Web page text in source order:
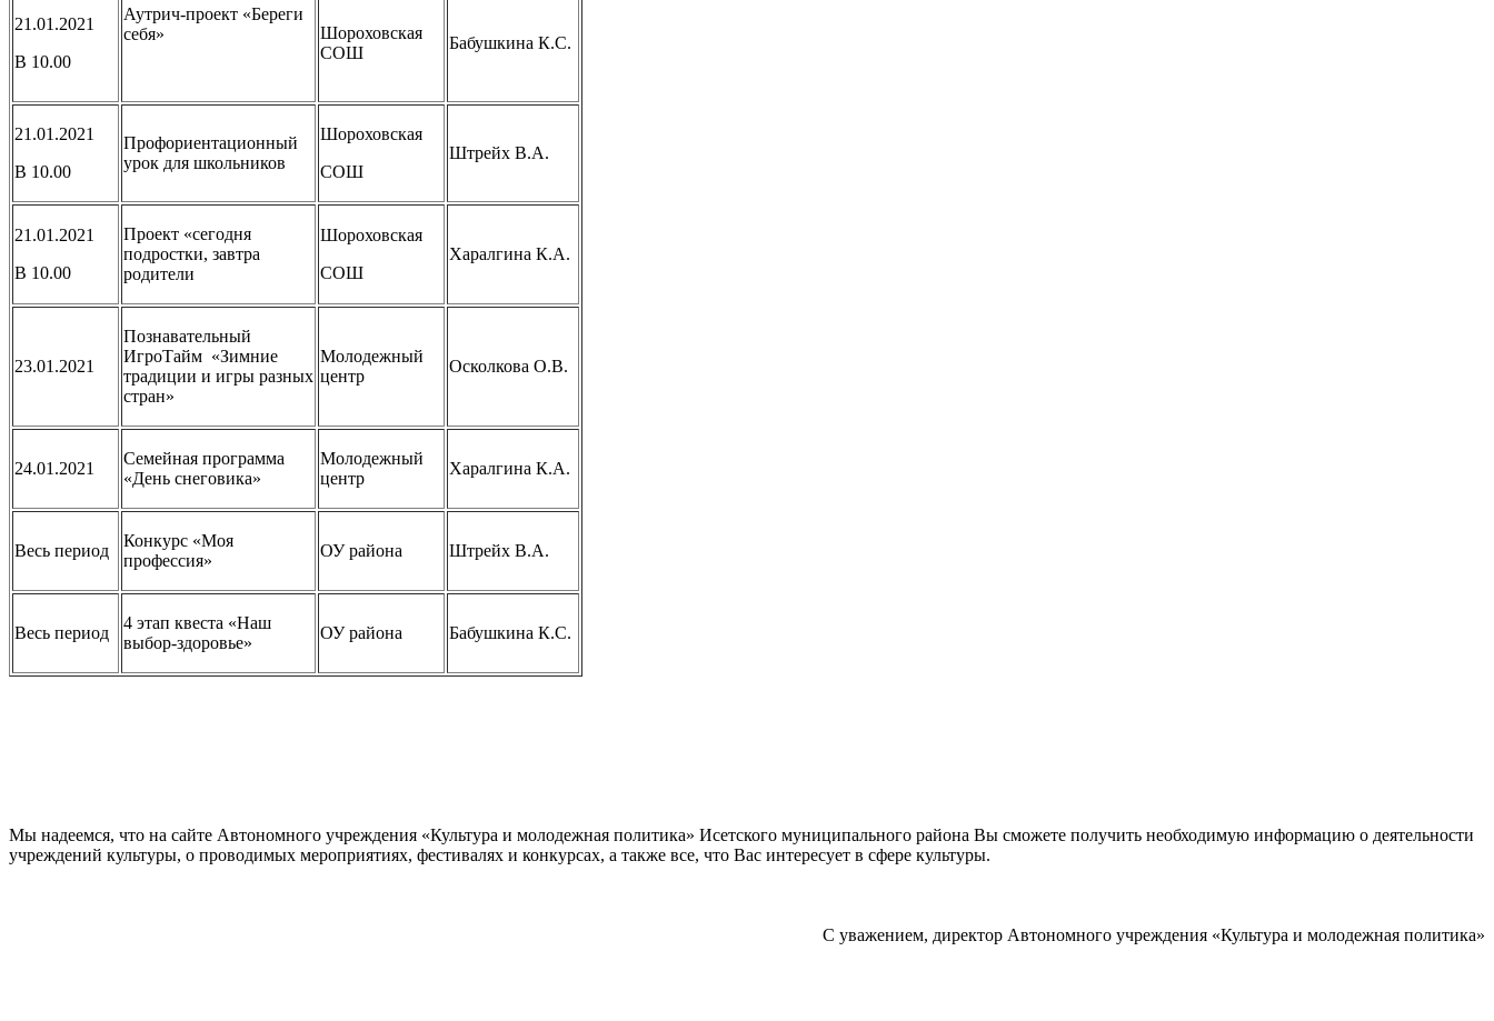
21.01.2021
В 10.00
Аутрич-проект «Береги
себя»
Шороховская
СОШ
Бабушкина К.С.
21.01.2021
В 10.00
Профориентационный
урок для школьников
Шороховская
СОШ
Штрейх В.А.
21.01.2021
В 10.00
Проект «сегодня
подростки, завтра
родители
Шороховская
СОШ
Харалгина К.А.
23.01.2021
Познавательный
ИгроТайм «Зимние
традиции и игры разных
стран»
Молодежный
центр
Осколкова О.В.
24.01.2021
Семейная программа
«День снеговика»
Молодежный
центр
Харалгина К.А.
Весь период
Конкурс «Моя
профессия»
ОУ района Штрейх В.А.
Весь период
4 этап квеста «Наш
выбор-здоровье»
ОУ района Бабушкина К.С.
Мы надеемся, что на сайте Автономного учреждения «Культура и молодежная политика» Исетского муниципального района Вы сможете получить необходимую информацию о деятельности
учреждений культуры, о проводимых мероприятиях, фестивалях и конкурсах, а также все, что Вас интересует в сфере культуры.
С уважением, директор Автономного учреждения «Культура и молодежная политика»